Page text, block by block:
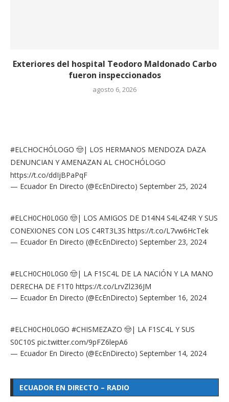
Exteriores del hospital Teodoro Maldonado Carbo
fueron inspeccionados
agosto 6, 2026
#ELCHOCHÓLOGO 🤠| LOS HERMANOS MENDOZA DAZA
DENUNCIAN Y AMENAZAN AL CHOCHÓLOGO
https://t.co/ddIjBPaPqF
— Ecuador En Directo (@EcEnDirecto) September 25, 2024
#ELCH0CH0L0G0 🤠| LOS AMIGOS DE D14N4 S4L4Z4R Y SUS
CONEXIONES CON LOS C4RT3L3S https://t.co/L7vw6HcTek
— Ecuador En Directo (@EcEnDirecto) September 23, 2024
#ELCH0CH0L0G0 🤠| LA F1SC4L DE LA NACIÓN Y LA MANO
DERECHA DE F1T0 https://t.co/LrvZl236JM
— Ecuador En Directo (@EcEnDirecto) September 16, 2024
#ELCH0CH0L0GO #CHISMEZAZO 🤠| LA F1SC4L Y SUS
S0C10S pic.twitter.com/9pFZ6lepA6
— Ecuador En Directo (@EcEnDirecto) September 14, 2024
ECUADOR EN DIRECTO – RADIO